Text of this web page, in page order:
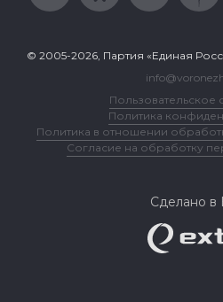
© 2005-2026, Партия «Единая
Пользовательское
Политика
Политика в отношении
Согласие на обработку
Сделано в